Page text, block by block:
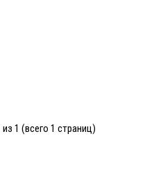
1 (всего 1 страниц)